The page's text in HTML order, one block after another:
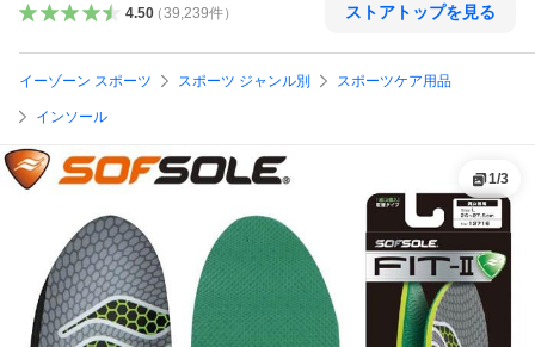
4.50（39,239件） ストアトップを見る
イーゾーン スポーツ スポーツ ジャンル別 スポーツケア用品
インソール
1/3